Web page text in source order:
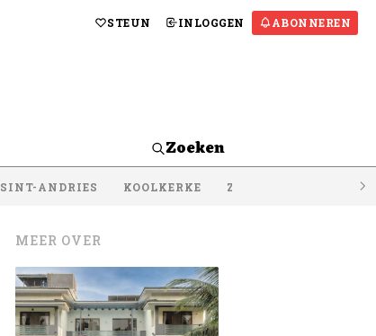
STEUN INLOGGEN ABONNEREN
Zoeken
SINT-ANDRIES KOOLKERKE ZEEBRUGGE
MEER OVER